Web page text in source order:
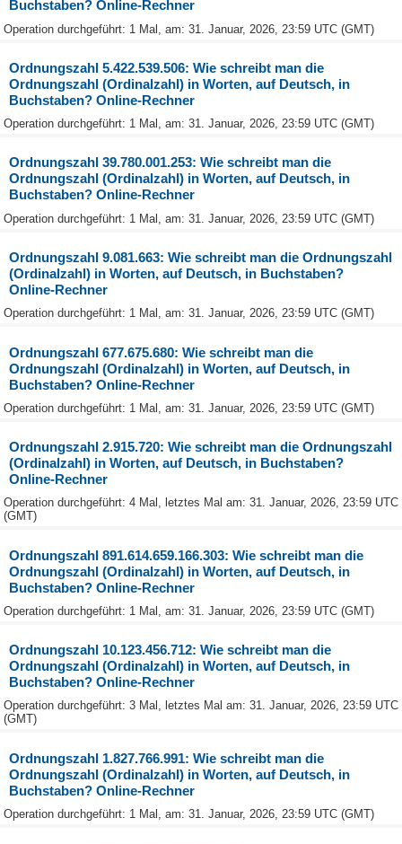
Buchstaben? Online-Rechner
Operation durchgeführt: 1 Mal, am: 31. Januar, 2026, 23:59 UTC (GMT)
Ordnungszahl 5.422.539.506: Wie schreibt man die
Ordnungszahl (Ordinalzahl) in Worten, auf Deutsch, in
Buchstaben? Online-Rechner
Operation durchgeführt: 1 Mal, am: 31. Januar, 2026, 23:59 UTC (GMT)
Ordnungszahl 39.780.001.253: Wie schreibt man die
Ordnungszahl (Ordinalzahl) in Worten, auf Deutsch, in
Buchstaben? Online-Rechner
Operation durchgeführt: 1 Mal, am: 31. Januar, 2026, 23:59 UTC (GMT)
Ordnungszahl 9.081.663: Wie schreibt man die Ordnungszahl
(Ordinalzahl) in Worten, auf Deutsch, in Buchstaben?
Online-Rechner
Operation durchgeführt: 1 Mal, am: 31. Januar, 2026, 23:59 UTC (GMT)
Ordnungszahl 677.675.680: Wie schreibt man die
Ordnungszahl (Ordinalzahl) in Worten, auf Deutsch, in
Buchstaben? Online-Rechner
Operation durchgeführt: 1 Mal, am: 31. Januar, 2026, 23:59 UTC (GMT)
Ordnungszahl 2.915.720: Wie schreibt man die Ordnungszahl
(Ordinalzahl) in Worten, auf Deutsch, in Buchstaben?
Online-Rechner
Operation durchgeführt: 4 Mal, letztes Mal am: 31. Januar, 2026, 23:59 UTC
(GMT)
Ordnungszahl 891.614.659.166.303: Wie schreibt man die
Ordnungszahl (Ordinalzahl) in Worten, auf Deutsch, in
Buchstaben? Online-Rechner
Operation durchgeführt: 1 Mal, am: 31. Januar, 2026, 23:59 UTC (GMT)
Ordnungszahl 10.123.456.712: Wie schreibt man die
Ordnungszahl (Ordinalzahl) in Worten, auf Deutsch, in
Buchstaben? Online-Rechner
Operation durchgeführt: 3 Mal, letztes Mal am: 31. Januar, 2026, 23:59 UTC
(GMT)
Ordnungszahl 1.827.766.991: Wie schreibt man die
Ordnungszahl (Ordinalzahl) in Worten, auf Deutsch, in
Buchstaben? Online-Rechner
Operation durchgeführt: 1 Mal, am: 31. Januar, 2026, 23:59 UTC (GMT)